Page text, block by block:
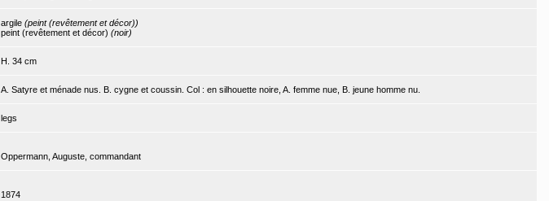
argile (peint (revêtement et décor))
peint (revêtement et décor) (noir)
H. 34 cm
A. Satyre et ménade nus. B. cygne et coussin. Col : en silhouette noire, A. femme nue, B. jeune homme nu.
legs
Oppermann, Auguste, commandant
1874